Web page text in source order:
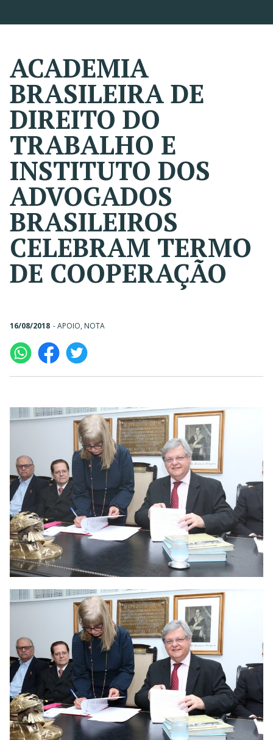
ACADEMIA
BRASILEIRA DE
DIREITO DO
TRABALHO E
INSTITUTO DOS
ADVOGADOS
BRASILEIROS
CELEBRAM TERMO
DE COOPERAÇÃO
16/08/2018 -APOIO, NOTA